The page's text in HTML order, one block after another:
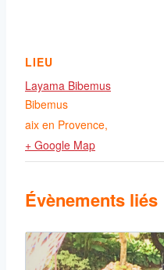
LIEU
Layama Bibemus
Bibemus
aix en Provence,
+ Google Map
Évènements liés